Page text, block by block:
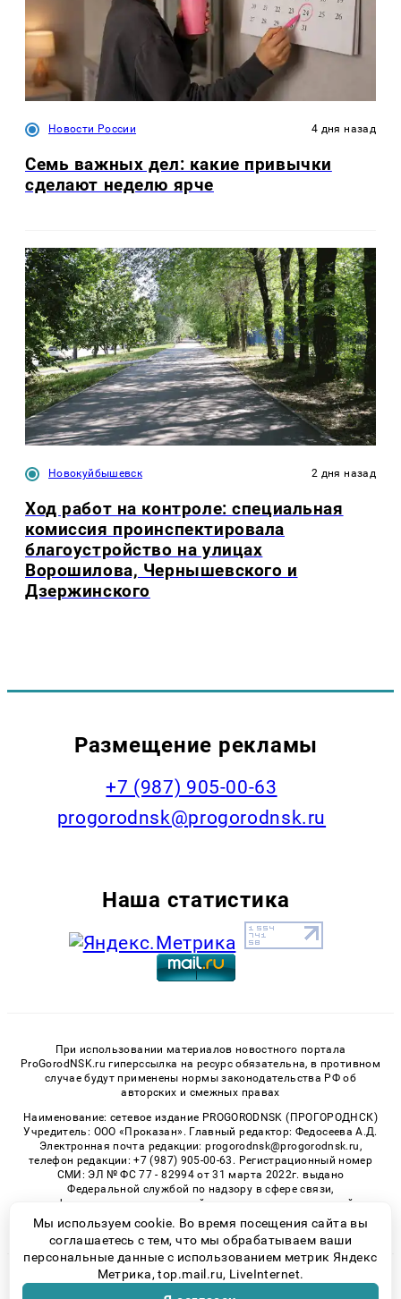
Новости России 4 дня назад
Семь важных дел: какие привычки
сделают неделю ярче
Новокуйбышевск 2 дня назад
Ход работ на контроле: специальная
комиссия проинспектировала
благоустройство на улицах
Ворошилова, Чернышевского и
Дзержинского
Размещение рекламы
+7 (987) 905-00-63
progorodnsk@progorodnsk.ru
Наша статистика
При использовании материалов новостного портала
ProGorodNSK.ru гиперссылка на ресурс обязательна, в противном
случае будут применены нормы законодательства РФ об
авторских и смежных правах
Наименование: сетевое издание PROGORODNSK (ПРОГОРОДНСК)
Учредитель: ООО «Проказан». Главный редактор: Федосеева А.Д.
Электронная почта редакции: progorodnsk@progorodnsk.ru,
телефон редакции: +7 (987) 905-00-63. Регистрационный номер
СМИ: ЭЛ № ФС 77 - 82994 от 31 марта 2022г. выдано
Федеральной службой по надзору в сфере связи,
информационных технологий и массовых коммуникаций.
Возрастная категория сайта 16+.
© 2026 «progorodnsk» | Все права защищены
Мы используем cookie. Во время посещения сайта вы
соглашаетесь с тем, что мы обрабатываем ваши
персональные данные с использованием метрик Яндекс
Метрика, top.mail.ru, LiveInternet.